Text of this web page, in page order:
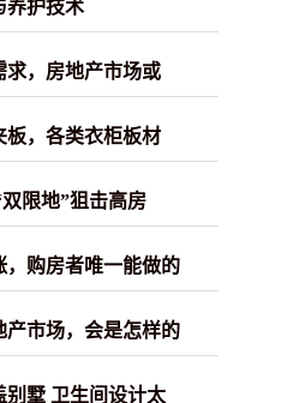
养护技术
求，房地产市场或
板，各类衣柜板材
限地”狙击高房
，购房者唯一能做的
产市场，会是怎样的
别墅 卫生间设计太